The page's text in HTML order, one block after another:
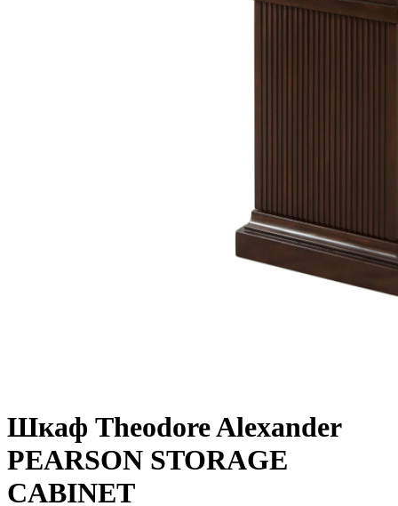
Шкаф Theodore Alexander
PEARSON STORAGE
CABINET